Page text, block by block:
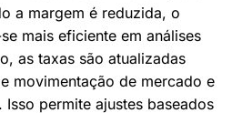
a margem é reduzida, o
mais eficiente em análises
as taxas são atualizadas
movimentação de mercado e
permite ajustes baseados